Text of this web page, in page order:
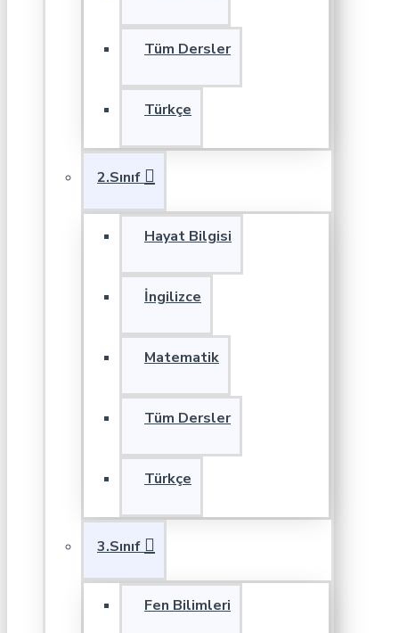
Tüm Dersler
Türkçe
2.Sınıf
Hayat Bilgisi
İngilizce
Matematik
Tüm Dersler
Türkçe
3.Sınıf
Fen Bilimleri